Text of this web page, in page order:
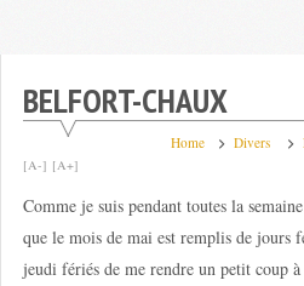
petit
;-)
BELFORT-CHAUX
Home Divers
[A-] [A+]
Comme je suis pendant toutes la
que le mois de mai est remplis de jours
jeudi fériés de me rendre un petit coup